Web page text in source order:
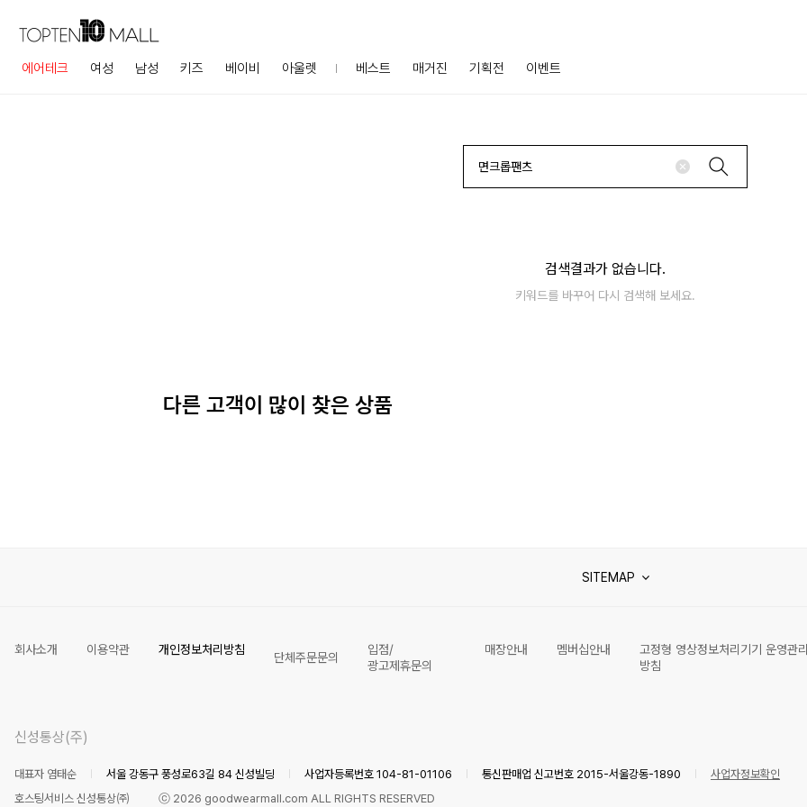
에어테크 여성 남성 키즈 베이비 아울렛 베스트 매거진 기획전 이벤트
검색결과가 없습니다.
키워드를 바꾸어 다시 검색해 보세요.
다른 고객이 많이 찾은 상품
SITEMAP
회사소개 이용약관 개인정보처리방침
단체주문문의
입점/
광고제휴문의
매장안내 멤버십안내
고정형 영상정보처리기기 운영관리
방침
신성통상(주)
대표자 염태순 서울 강동구 풍성로63길 84 신성빌딩 사업자등록번호 104-81-01106 통신판매업 신고번호 2015-서울강동-1890 사업자정보확인
호스팅서비스 신성통상㈜
ⓒ 2026 goodwearmall.com ALL RIGHTS RESERVED